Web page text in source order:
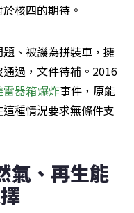
核四的期待。
、被譏為拼裝車，擁
過，文件待補。2016
雷器箱爆炸事件，原能
種情況要求無條件支
氣、再生能